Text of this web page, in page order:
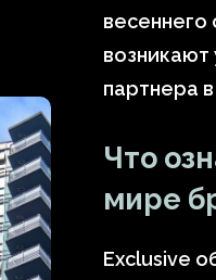
весеннего
партнера
Что
мире
Exclusive